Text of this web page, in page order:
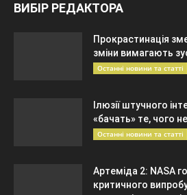
ВИБІР РЕДАКТОРА
Прокрастинація
зміни вимагають
Останні новини та статті
Ілюзії штучного
«бачать» те, чого
Останні новини та статті
Артеміда 2: NASA
критичного